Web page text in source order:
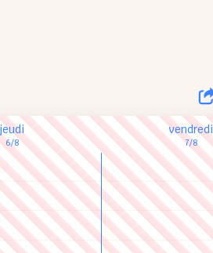
jeudi
6/8
vendredi
7/8